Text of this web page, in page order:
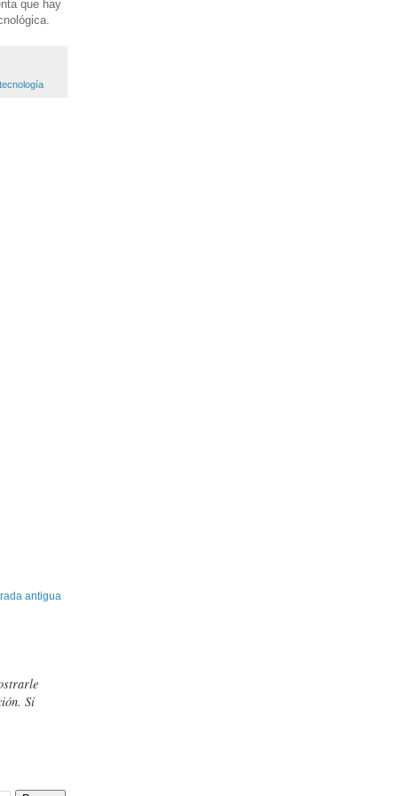
que hay
tecnología
antigua
Si